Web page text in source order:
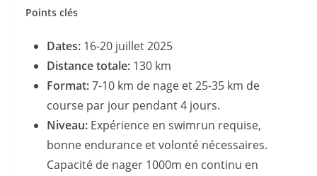
Points clés
Dates: 16-20 juillet 2025
Distance totale: 130 km
Format:7-10 km de nage et 25-35 km de
course par jour pendant 4 jours.
Niveau: Expérience en swimrun requise,
bonne endurance et volonté nécessaires.
Capacité de nager 1000m en continu en